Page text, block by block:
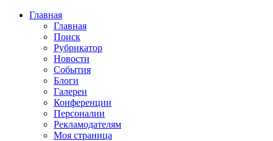
Skip to main content
Главная
Главная
Поиск
Рубрикатор
Новости
События
Блоги
Галереи
Конференции
Персоналии
Рекламодателям
Моя страница